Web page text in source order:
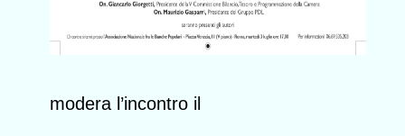
modera l’incontro il